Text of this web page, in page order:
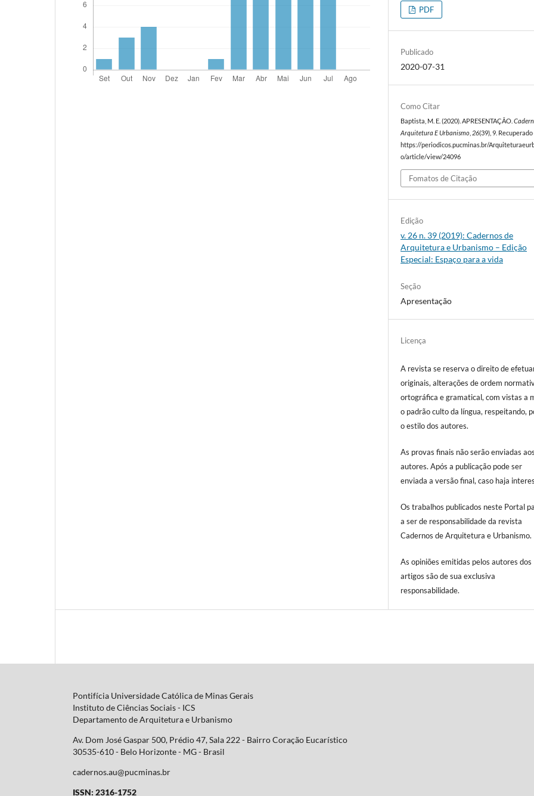
PDF
Publicado
2020-07-31
Como Citar
Baptista, M. E. (2020). APRESENTAÇÃO.
Arquitetura E Urbanismo 26(39), 9. Recuperado
https://periodicos.pucminas.br/
o/article/view/24096
Fomatos de Citação
Edição
v. 26 n. 39 (2019): Cadernos de
Arquitetura e Urbanismo – Edição
Especial: Espaço para a vida
Seção
Apresentação
Licença
A revista se reserva o direito de
originais, alterações de ordem
ortográfica e gramatical, com vistas a
o padrão culto da língua, respeitando,
o estilo dos autores.
As provas finais não serão enviadas aos
autores. Após a publicação pode ser
enviada a versão final, caso haja
Os trabalhos publicados neste Portal
a ser de responsabilidade da revista
Cadernos de Arquitetura e Urbanismo.
As opiniões emitidas pelos autores dos
artigos são de sua exclusiva
responsabilidade.
Pontifícia Universidade Católica de Minas Gerais
Instituto de Ciências Sociais - ICS
Departamento de Arquitetura e Urbanismo
Av. Dom José Gaspar 500, Prédio 47, Sala 222 - Bairro Coração Eucarístico
30535-610 - Belo Horizonte - MG - Brasil
cadernos.au@pucminas.br
ISSN: 2316-1752